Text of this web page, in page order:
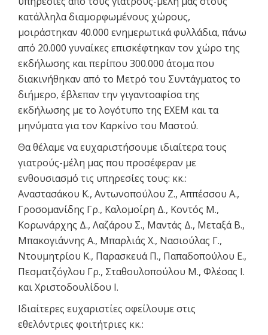
κατάλληλα διαμορφωμένους χώρους,
μοιράστηκαν 40.000 ενημερωτικά φυλλάδια, πάνω
από 20.000 γυναίκες επισκέφτηκαν τον χώρο της
εκδήλωσης και περίπου 300.000 άτομα που
διακινήθηκαν από το Μετρό του Συντάγματος το
διήμερο, έβλεπαν την γιγαντοαφίσα της
εκδήλωσης με το λογότυπο της ΕΧΕΜ και τα
μηνύματα για τον Καρκίνο του Μαστού.
Θα θέλαμε να ευχαριστήσουμε ιδιαίτερα τους
γιατρούς-μέλη μας που προσέφεραν με
ενθουσιασμό τις υπηρεσίες τους: κκ.:
Αναστασάκου Κ., Αντωνοπούλου Ζ., Αππέσσου Α.,
Γροσομανίδης Γρ., Καλομοίρη Δ., Κοντός Μ.,
Κορωνάρχης Δ., Λαζάρου Σ., Μαντάς Δ., Μεταξά Β.,
Μπακογιάννης Α., Μπαρλιάς Χ., Νασιούλας Γ.,
Ντουμητρίου Κ., Παρασκευά Π., Παπαδοπούλου Ε.,
Πεσματζόγλου Γρ., Σταθουλοπούλου Μ., Φλέσας Ι.
και Χριστοδουλίδου Ι.
Ιδιαίτερες ευχαριστίες οφείλουμε στις
εθελόντριες φοιτήτριες κκ.: